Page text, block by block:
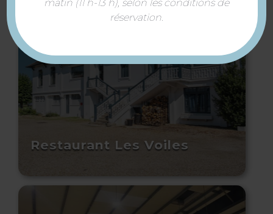
Restaurant Les Voiles
matin (11 h-13 h), selon les conditions de
réservation.